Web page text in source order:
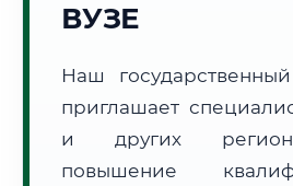
Субъект:
Почтовые индексы:
Часовой пояс:
Формат учебы:
ВУЗЕ
Наш
приглашает
и других
повышение